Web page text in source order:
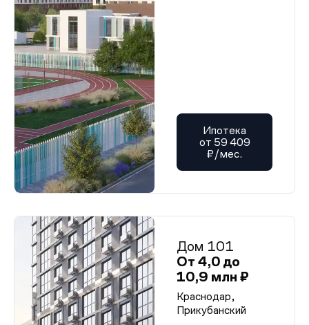
Ипотека
от 59 409
₽/мес.
Дом 101
От 4,0 до
10,9 млн ₽
Краснодар,
Прикубанский